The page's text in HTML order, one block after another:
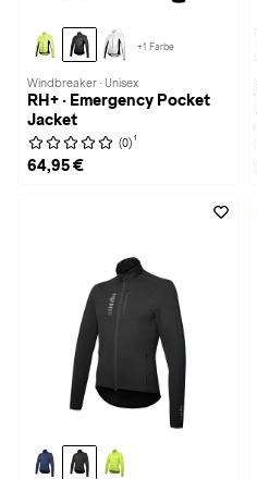
+1 Farbe
Windbreaker · Unisex
RH+ · Emergency Pocket
Jacket
(0) 1
64,95 €